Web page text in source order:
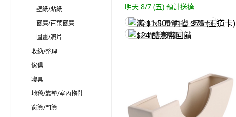
壁紙/貼紙
窗簾/百葉窗簾
圖畫/照片
收納/整理
傢俱
寢具
地毯/靠墊/室內拖鞋
窗簾/門簾
明天 8/7 (五) 預計送達
满 $1,500 再省 $75 (王道卡)
$24 酷澎幣回饋